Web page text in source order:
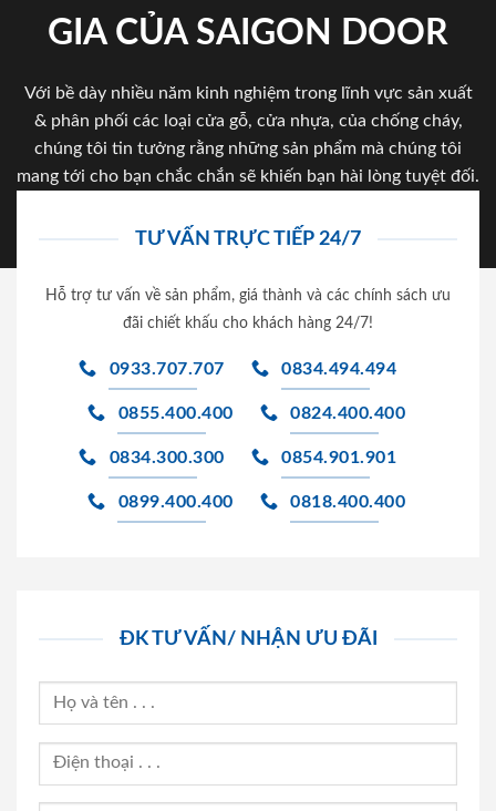
GIA CỦA SAIGON DOOR
Với bề dày nhiều năm kinh nghiệm trong lĩnh vực sản xuất
& phân phối các loại cửa gỗ, cửa nhựa, của chống cháy,
chúng tôi tin tưởng rằng những sản phẩm mà chúng tôi
mang tới cho bạn chắc chắn sẽ khiến bạn hài lòng tuyệt đối.
TƯ VẤN TRỰC TIẾP 24/7
Hỗ trợ tư vấn về sản phẩm, giá thành và các chính sách ưu
đãi chiết khấu cho khách hàng 24/7!
0933.707.707 0834.494.494
0855.400.400 0824.400.400
0834.300.300 0854.901.901
0899.400.400 0818.400.400
ĐK TƯ VẤN/ NHẬN ƯU ĐÃI